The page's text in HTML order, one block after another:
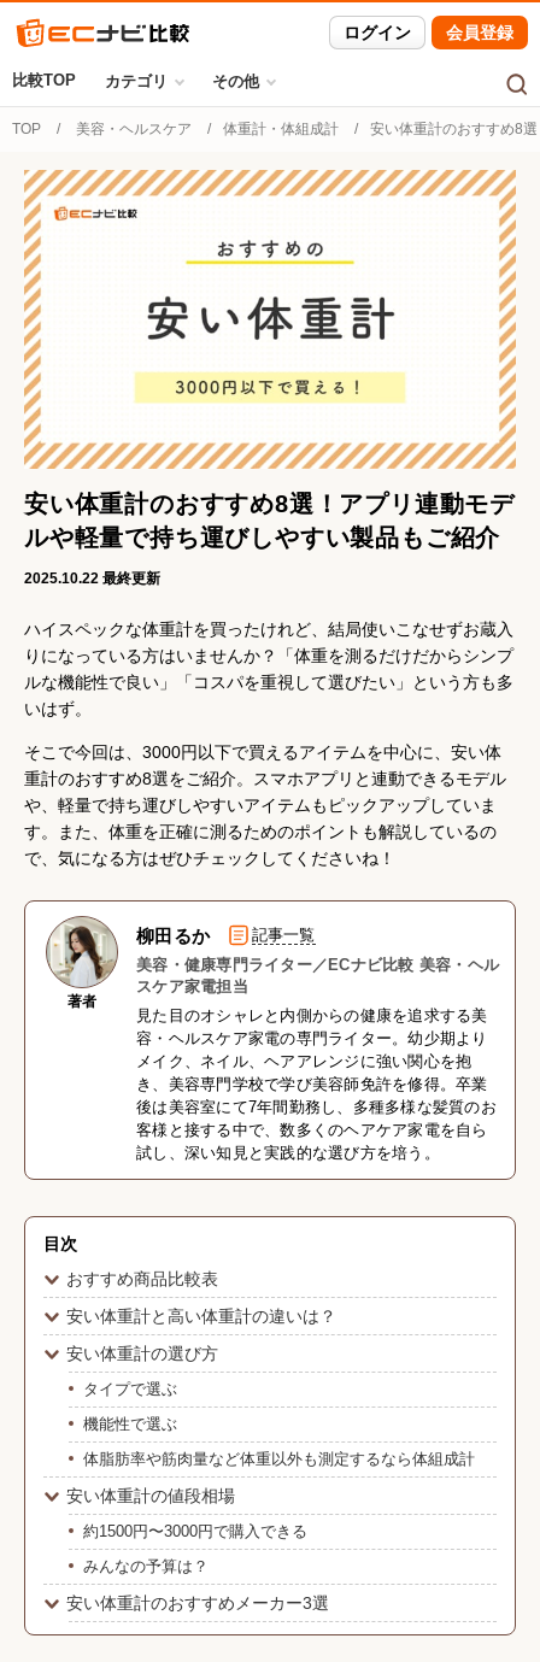
ログイン 会員登録
比較TOP カテゴリ その他
TOP 美容・ヘルスケア 体重計・体組成計 安い体重計のおすすめ8
安い体重計のおすすめ8選！アプリ連動モデ
ルや軽量で持ち運びしやすい製品もご紹介
2025.10.22 最終更新
ハイスペックな体重計を買ったけれど、結局使いこなせずお蔵入
りになっている方はいませんか？「体重を測るだけだからシンプ
ルな機能性で良い」「コスパを重視して選びたい」という方も多
いはず。
そこで今回は、3000円以下で買えるアイテムを中心に、安い体
重計のおすすめ8選をご紹介。スマホアプリと連動できるモデル
や、軽量で持ち運びしやすいアイテムもピックアップしていま
す。また、体重を正確に測るためのポイントも解説しているの
で、気になる方はぜひチェックしてくださいね！
著者
柳田るか
記事一覧
美容・健康専門ライター／ECナビ比較 美容・ヘル
スケア家電担当
見た目のオシャレと内側からの健康を追求する美
容・ヘルスケア家電の専門ライター。幼少期より
メイク、ネイル、ヘアアレンジに強い関心を抱
き、美容専門学校で学び美容師免許を修得。卒業
後は美容室にて7年間勤務し、多種多様な髪質のお
客様と接する中で、数多くのヘアケア家電を自ら
試し、深い知見と実践的な選び方を培う。
目次
おすすめ商品比較表
安い体重計と高い体重計の違いは？
安い体重計の選び方
タイプで選ぶ
機能性で選ぶ
体脂肪率や筋肉量など体重以外も測定するなら体組成計
安い体重計の値段相場
約1500円〜3000円で購入できる
みんなの予算は？
安い体重計のおすすめメーカー3選
タニタ